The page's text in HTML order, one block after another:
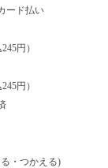
ード払い
円）
円）
・つかえる)